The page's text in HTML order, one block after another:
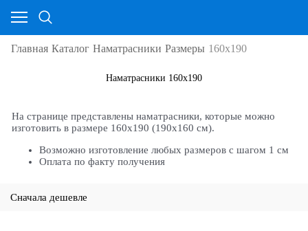
Главная Каталог Наматрасники Размеры 160х190
Наматрасники 160х190
На странице представлены наматрасники, которые можно
изготовить в размере 160х190 (190х160 см).
Возможно изготовление любых размеров с шагом 1 см
Оплата по факту получения
Сначала дешевле